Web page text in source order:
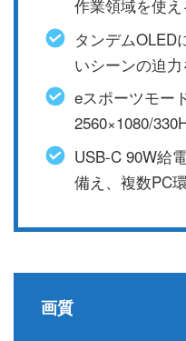
作業領域を使え
タンデムOLED
いシーンの迫
eスポーツモー
2560×1080/
USB-C 90W給
備え、複数PC
画質